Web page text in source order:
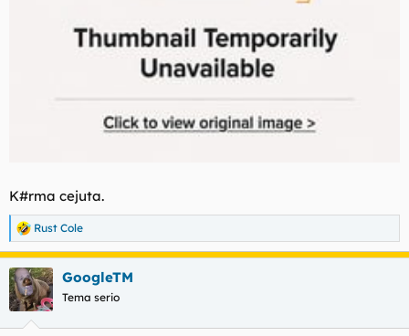
K#rma cejuta.
R
e
a
c
c
i
Rust Cole
GoogleTM
Tema serio